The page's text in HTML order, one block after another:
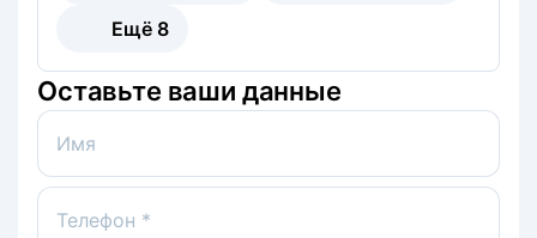
Ещё 8
Оставьте ваши данные
Имя
Телефон *